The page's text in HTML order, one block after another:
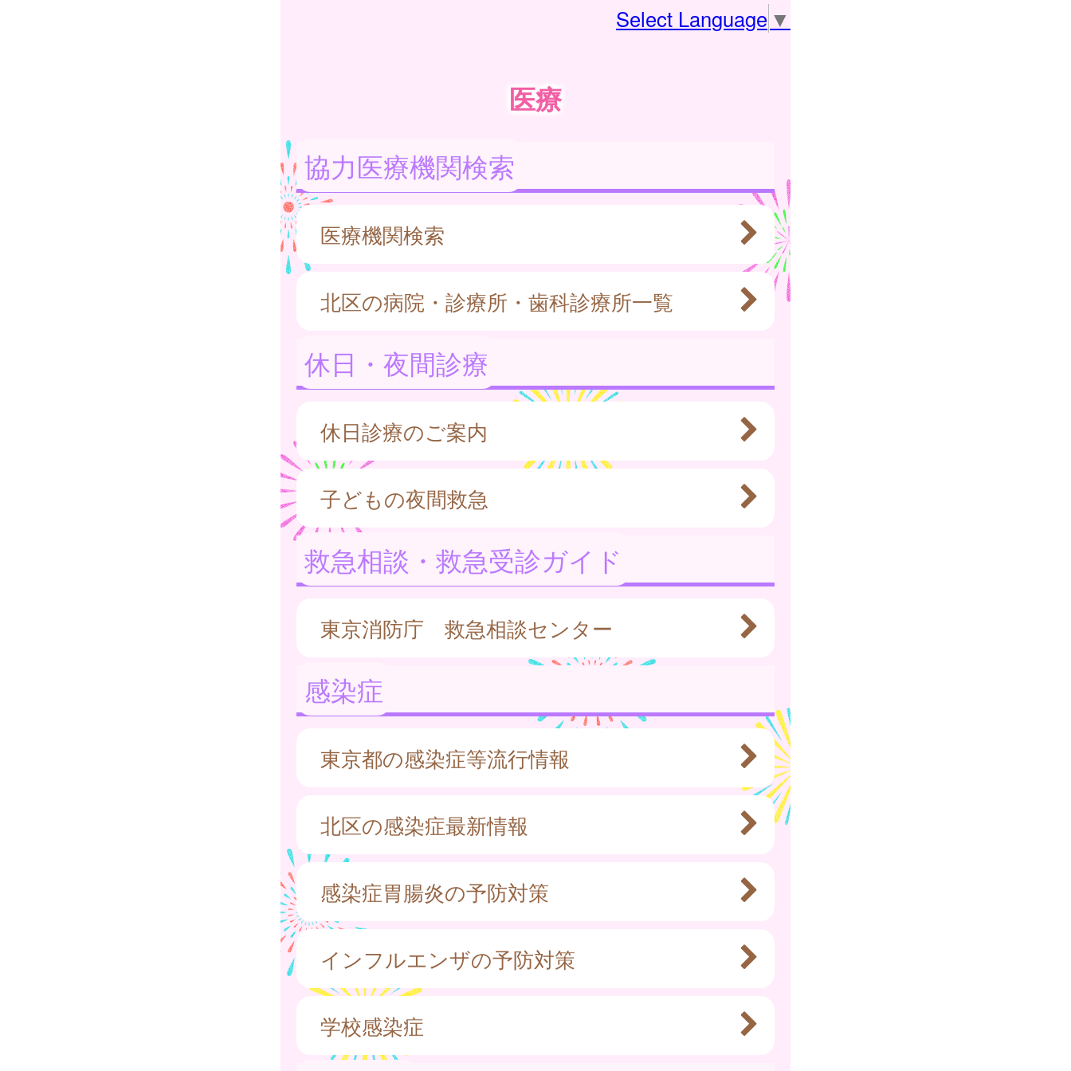
Select Language ▼
医療
協力医療機関検索
医療機関検索
北区の病院・診療所・歯科診療所一覧
休日・夜間診療
休日診療のご案内
子どもの夜間救急
救急相談・救急受診ガイド
東京消防庁 救急相談センター
感染症
東京都の感染症等流行情報
北区の感染症最新情報
感染症胃腸炎の予防対策
インフルエンザの予防対策
学校感染症